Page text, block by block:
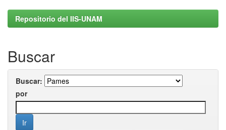
Repositorio del IIS-UNAM
Buscar
Buscar:
por